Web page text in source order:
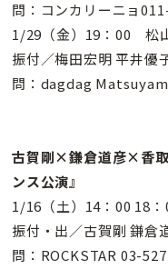
問：コンカリーニョ
1/29（金）19：00 松
振付／梅田宏明 平井
問：dagdag
古賀剛×鎌倉道彦×香
ンス公演』
1/16（土）14：00 18
振付・出／古賀剛 鎌
問：ROCKSTAR 03-